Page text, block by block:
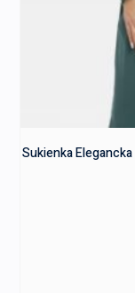
Sukienka